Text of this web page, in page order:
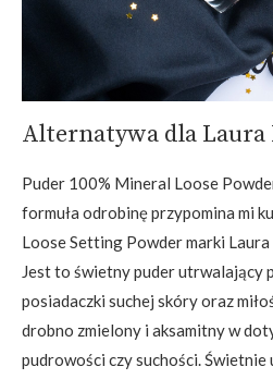
Alternatywa dla Laura
Puder 100% Mineral Loose
formuła odrobinę przypomina mi
Loose Setting Powder marki
Jest to świetny puder utrwalający
posiadaczki suchej skóry oraz
drobno zmielony i aksamitny w
pudrowości czy suchości. Świetnie